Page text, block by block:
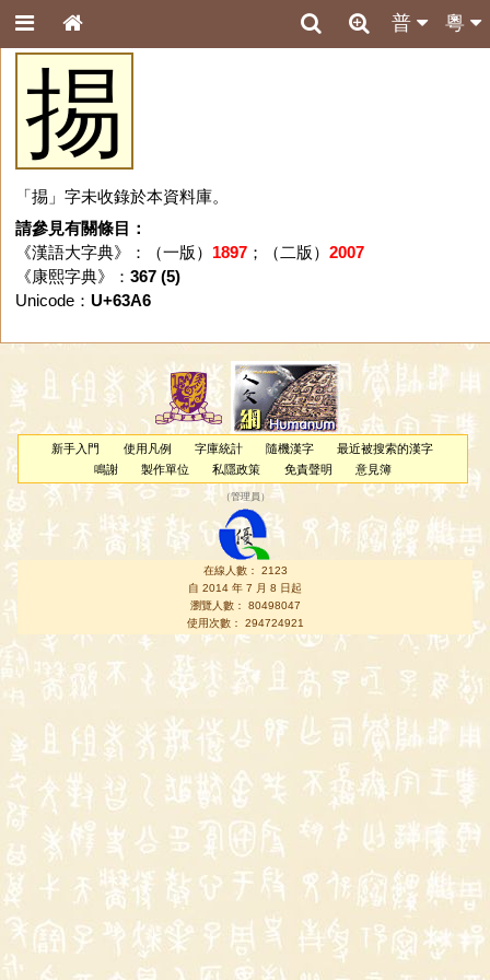
粵
普
掦
「掦」字未收錄於本資料庫。
請參見有關條目：
《漢語大字典》：（一版） 1897；（二版） 2007
《康熙字典》： 367 (5)
Unicode： U+63A6
新手入門 使用凡例 字庫統計 隨機漢字
最近被搜索的漢字
鳴謝
製作單位 私隱政策 免責聲明 意見簿
（管理員 ）
在線人數： 2123
自 2014 年 7 月 8 日起
瀏覽人數： 80498047
使用次數： 294724921